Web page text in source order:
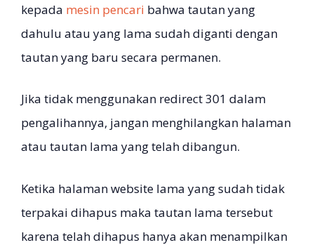
kepada mesin pencari bahwa tautan yang
dahulu atau yang lama sudah diganti dengan
tautan yang baru secara permanen.
Jika tidak menggunakan redirect 301 dalam
pengalihannya, jangan menghilangkan halaman
atau tautan lama yang telah dibangun.
Ketika halaman website lama yang sudah tidak
terpakai dihapus maka tautan lama tersebut
karena telah dihapus hanya akan menampilkan